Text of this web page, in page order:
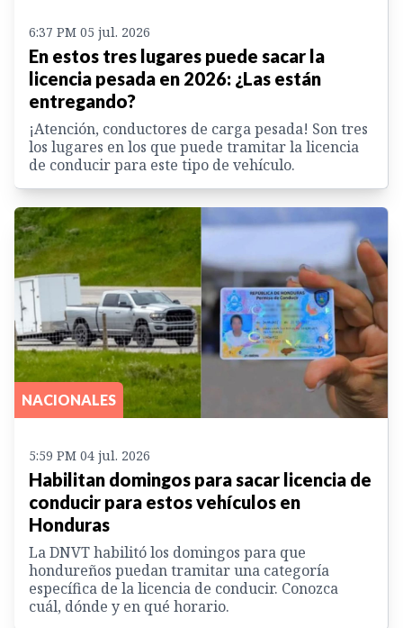
6:37 PM 05 jul. 2026
En estos tres lugares puede sacar la
licencia pesada en 2026: ¿Las están
entregando?
¡Atención, conductores de carga pesada! Son tres
los lugares en los que puede tramitar la licencia
de conducir para este tipo de vehículo.
NACIONALES
5:59 PM 04 jul. 2026
Habilitan domingos para sacar licencia de
conducir para estos vehículos en
Honduras
La DNVT habilitó los domingos para que
hondureños puedan tramitar una categoría
específica de la licencia de conducir. Conozca
cuál, dónde y en qué horario.